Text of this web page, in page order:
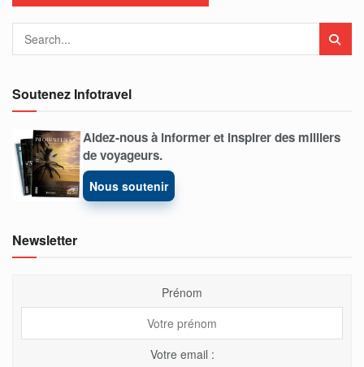
Soutenez Infotravel
Aidez-nous à informer et inspirer des milliers
de voyageurs.
Nous soutenir
Newsletter
Prénom
Votre email :